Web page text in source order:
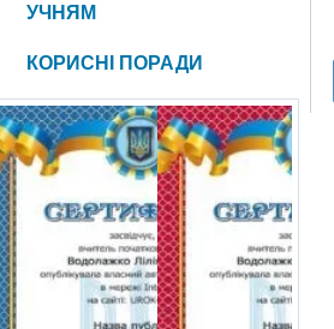
УЧНЯМ
КОРИСНІ ПОРАДИ